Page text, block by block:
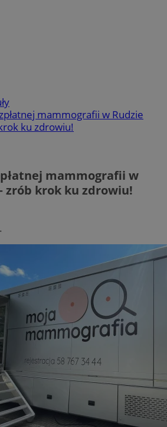
mammografii w Rudzie
ku zdrowiu!
mammografii w
zrób krok ku zdrowiu!